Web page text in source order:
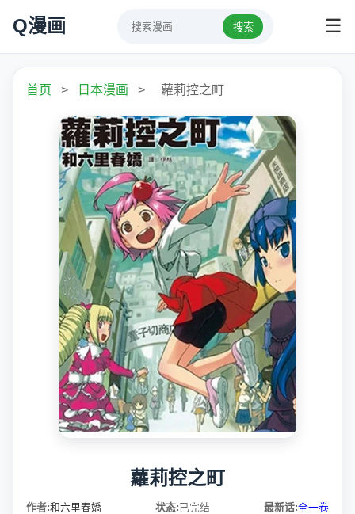
Q漫画 搜索 ☰
首页 > 日本漫画 > 蘿莉控之町
蘿莉控之町
作者:和六里春嬌 状态:已完结 最新话:全一卷